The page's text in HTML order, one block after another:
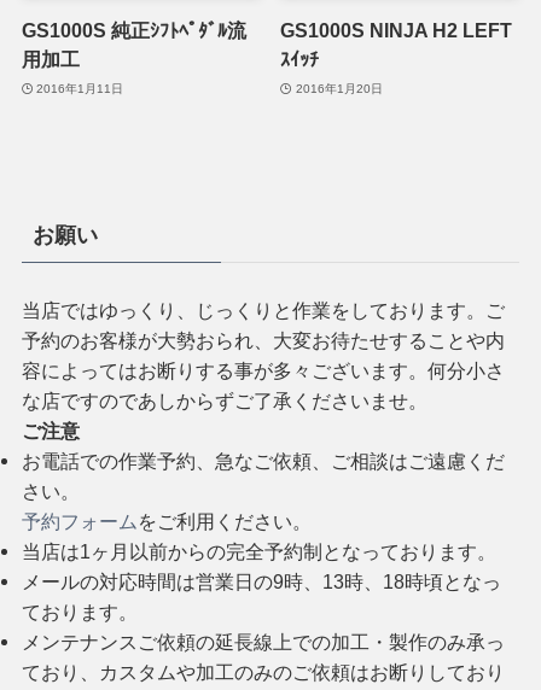
GS1000S 純正ｼﾌﾄﾍﾟﾀﾞﾙ流
用加工
2016年1月11日
GS1000S NINJA H2 LEFT
ｽｲｯﾁ
2016年1月20日
お願い
当店ではゆっくり、じっくりと作業をしております。ご
予約のお客様が大勢おられ、大変お待たせすることや内
容によってはお断りする事が多々ございます。何分小さ
な店ですのであしからずご了承くださいませ。
ご注意
お電話での作業予約、急なご依頼、ご相談はご遠慮くだ
さい。
予約フォーム をご利用ください。
当店は1ヶ月以前からの完全予約制となっております。
メールの対応時間は営業日の9時、13時、18時頃となっ
ております。
メンテナンスご依頼の延長線上での加工・製作のみ承っ
ており、カスタムや加工のみのご依頼はお断りしており